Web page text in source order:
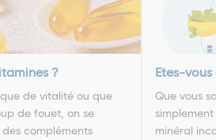
?
de vitalité ou que
de fouet, on se
compléments
Etes-
Que vous
minéral